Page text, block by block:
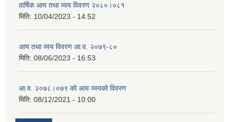
वार्षिक आय तथा व्यय विवरण २०८०।०८१
मिति: 10/04/2023 - 14:52
आय तथा व्यय विवरण आ.व. २०७९-८०
मिति: 08/06/2023 - 16:53
आ.व. २०७८।०७९ को आय व्ययको विवरण
मिति: 08/12/2021 - 10:00